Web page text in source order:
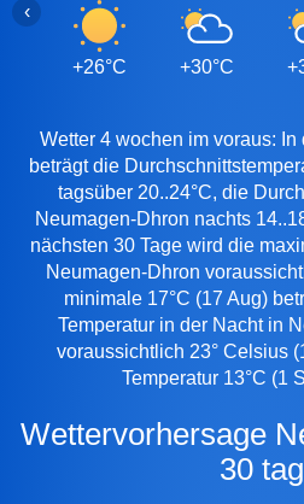
+26°C +30°C
‹
Wetter 4 wochen im voraus:
beträgt die
tagsüber 20..24°C, die
Neumagen-Dhron nachts
nächsten 30 Tage wird die
Neumagen-Dhron
minimale 17°C (17 Aug)
Temperatur in der Nacht in
voraussichtlich 23° Celsius
Temperatur 13°C (1
Wettervorhersage Neumagen-Dhron
30